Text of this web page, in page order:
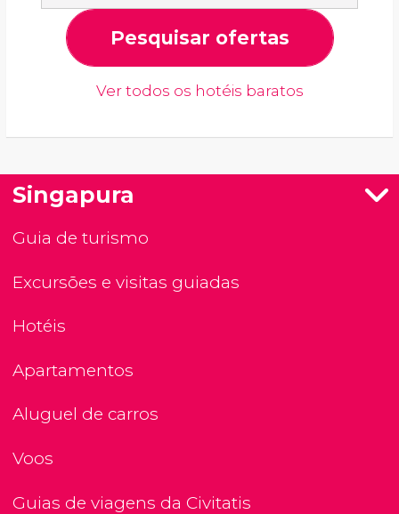
Pesquisar ofertas
Ver todos os hotéis baratos
Singapura
Guia de turismo
Excursões e visitas guiadas
Hotéis
Apartamentos
Aluguel de carros
Voos
Guias de viagens da Civitatis